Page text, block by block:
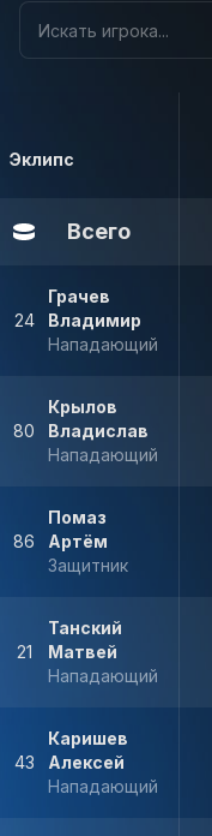
Эклипс
Всего
24
Грачев
Владимир
Нападающий
80
Крылов
Владислав
Нападающий
86
Помаз
Артём
Защитник
21
Танский
Матвей
Нападающий
43
Каришев
Алексей
Нападающий